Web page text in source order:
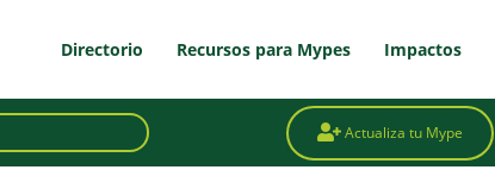
Directorio Recursos para Mypes Impactos
Actualiza tu Mype